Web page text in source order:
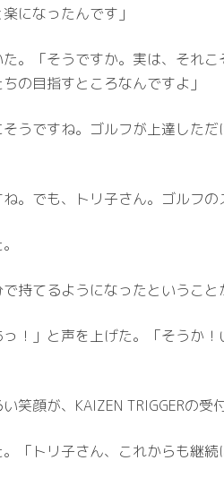
になったんです」
。「そうですか。実は、それ
の目指すところなんですよ」
うですね。ゴルフが上達した
。でも、トリ子さん。ゴルフ
持てるようになったというこ
！」と声を上げた。「そうか
笑顔が、KAIZEN TRIGGERの受
「トリ子さん、これからも継